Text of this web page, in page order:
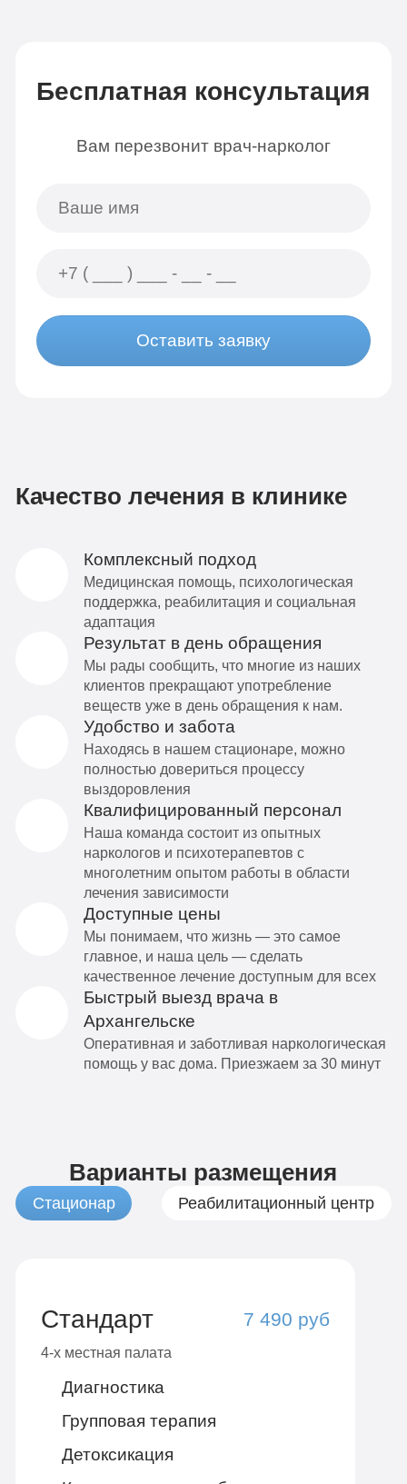
Бесплатная консультация
Вам перезвонит врач-нарколог
Оставить заявку
Качество лечения в клинике
Комплексный подход
Медицинская помощь, психологическая
поддержка, реабилитация и социальная
адаптация
Результат в день обращения
Мы рады сообщить, что многие из наших
клиентов прекращают употребление
веществ уже в день обращения к нам.
Удобство и забота
Находясь в нашем стационаре, можно
полностью довериться процессу
выздоровления
Квалифицированный персонал
Наша команда состоит из опытных
наркологов и психотерапевтов с
многолетним опытом работы в области
лечения зависимости
Доступные цены
Мы понимаем, что жизнь — это самое
главное, и наша цель — сделать
качественное лечение доступным для всех
Быстрый выезд врача в
Архангельске
Оперативная и заботливая наркологическая
помощь у вас дома. Приезжаем за 30 минут
Варианты размещения
Стационар Реабилитационный центр
Стандарт 7 490 руб
4-х местная палата
Диагностика
Групповая терапия
Детоксикация